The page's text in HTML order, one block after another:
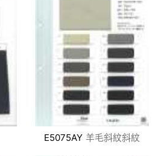
E5075AY 羊毛斜紋斜紋